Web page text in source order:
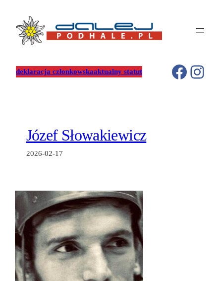
treści
deklaracja członkowskaaktualny statut
Józef Słowakiewicz
2026-02-17